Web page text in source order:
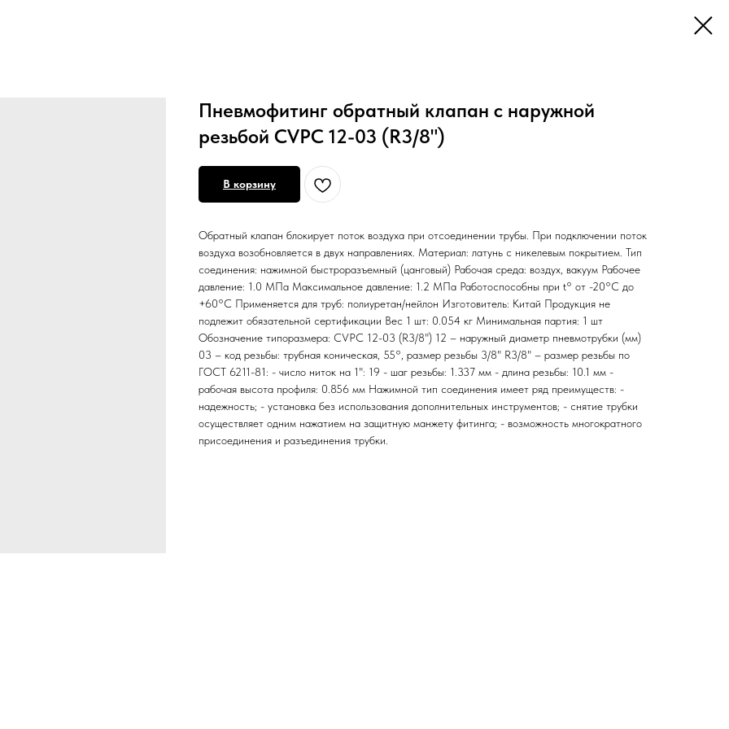
Пневмофитинг обратный клапан с наружной
резьбой CVPC 12-03 (R3/8")
В корзину
Обратный клапан блокирует поток воздуха при отсоединении трубы. При подключении поток
воздуха возобновляется в двух направлениях. Материал: латунь с никелевым покрытием. Тип
соединения: нажимной быстроразъемный (цанговый) Рабочая среда: воздух, вакуум Рабочее
давление: 1.0 МПа Максимальное давление: 1.2 МПа Работоспособны при t° от -20°С до
+60°С Применяется для труб: полиуретан/нейлон Изготовитель: Китай Продукция не
подлежит обязательной сертификации Вес 1 шт: 0.054 кг Минимальная партия: 1 шт
Обозначение типоразмера: CVPC 12-03 (R3/8") 12 – наружный диаметр пневмотрубки (мм)
03 – код резьбы: трубная коническая, 55°, размер резьбы 3/8" R3/8" – размер резьбы по
ГОСТ 6211-81: - число ниток на 1": 19 - шаг резьбы: 1.337 мм - длина резьбы: 10.1 мм -
рабочая высота профиля: 0.856 мм Нажимной тип соединения имеет ряд преимуществ: -
надежность; - установка без использования дополнительных инструментов; - снятие трубки
осуществляет одним нажатием на защитную манжету фитинга; - возможность многократного
присоединения и разъединения трубки.